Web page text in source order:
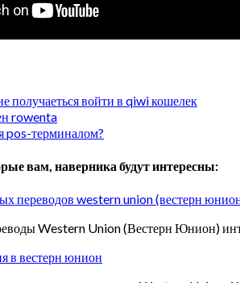
получаеться войти в qiwi кошелек
rowenta
pos-терминалом?
вам, наверника будут интересны:
переводов western union (вестерн
Western Union (Вестерн Юнион)
в вестерн юнион